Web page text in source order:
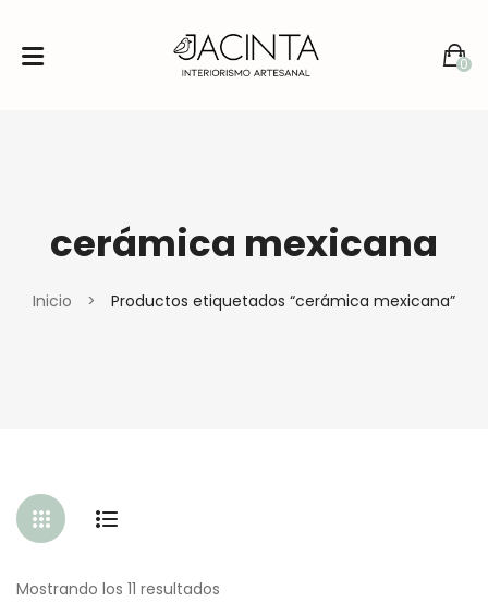
0
cerámica mexicana
Inicio > Productos etiquetados “cerámica mexicana”
Mostrando los 11 resultados